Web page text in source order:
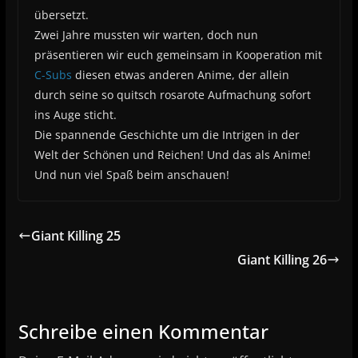
übersetzt.
Zwei Jahre mussten wir warten, doch nun
präsentieren wir euch gemeinsam in Kooperation mit
C-Subs diesen etwas anderen Anime, der allein
durch seine so quitsch rosarote Aufmachung sofort
ins Auge sticht.
Die spannende Geschichte um die Intrigen in der
Welt der Schönen und Reichen! Und das als Anime!
Und nun viel Spaß beim anschauen!
Giant Killing 25
Giant Killing 26
Schreibe einen Kommentar